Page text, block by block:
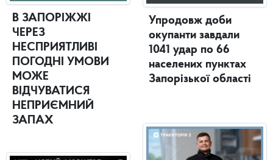
В ЗАПОРІЖЖІ
ЧЕРЕЗ
НЕСПРИЯТЛИВІ
ПОГОДНІ УМОВИ
МОЖЕ
ВІДЧУВАТИСЯ
НЕПРИЄМНИЙ
ЗАПАХ
Упродовж доби
окупанти завдали
1041 удар по 66
населених пунктах
Запорізької області